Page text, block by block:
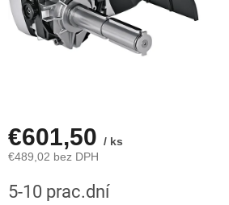
€601,50 / ks
€489,02 bez DPH
cena:
5-10 prac.dní